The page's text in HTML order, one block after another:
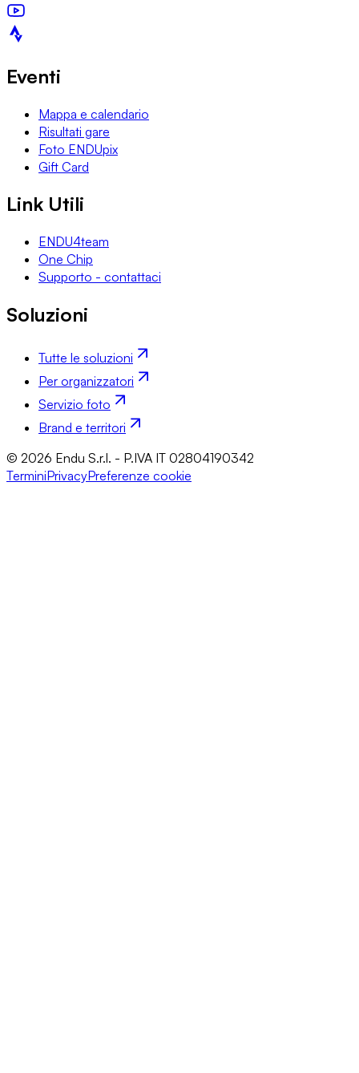
Eventi
Mappa e calendario
Risultati gare
Foto ENDUpix
Gift Card
Link Utili
ENDU4team
One Chip
Supporto - contattaci
Soluzioni
Tutte le soluzioni
Per organizzatori
Servizio foto
Brand e territori
© 2026 Endu S.r.l. - P.IVA IT 02804190342
TerminiPrivacyPreferenze cookie